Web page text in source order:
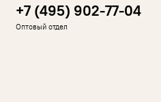
+7 (495) 902-77-04
Оптовый отдел